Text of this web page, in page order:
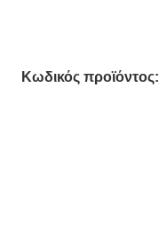
Κωδικός προϊόντος: